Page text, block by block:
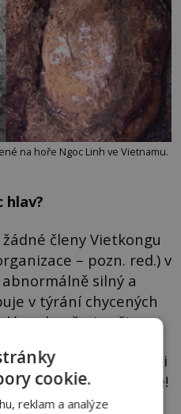
na hoře Ngoc Linh ve Vietnamu.
hlav?
členy Vietkongu
– pozn. red.) v
silný a
v týrání chycených
končetiny či vaz.
hlavu, kterou si
pro změnu znásilňuje!
cookie.
reklam a analýze